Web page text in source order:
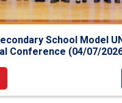
School Model
Conference (04/07/